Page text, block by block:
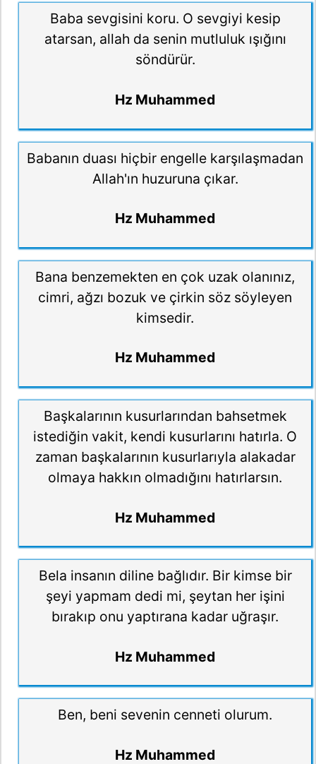
Baba sevgisini koru. O sevgiyi kesip
atarsan, allah da senin mutluluk ışığını
söndürür.
Hz Muhammed
Babanın duası hiçbir engelle karşılaşmadan
Allah'ın huzuruna çıkar.
Hz Muhammed
Bana benzemekten en çok uzak olanınız,
cimri, ağzı bozuk ve çirkin söz söyleyen
kimsedir.
Hz Muhammed
Başkalarının kusurlarından bahsetmek
istediğin vakit, kendi kusurlarını hatırla. O
zaman başkalarının kusurlarıyla alakadar
olmaya hakkın olmadığını hatırlarsın.
Hz Muhammed
Bela insanın diline bağlıdır. Bir kimse bir
şeyi yapmam dedi mi, şeytan her işini
bırakıp onu yaptırana kadar uğraşır.
Hz Muhammed
Ben, beni sevenin cenneti olurum.
Hz Muhammed